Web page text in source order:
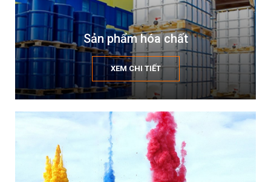
Sản phẩm hóa chất
XEM CHI TIẾT